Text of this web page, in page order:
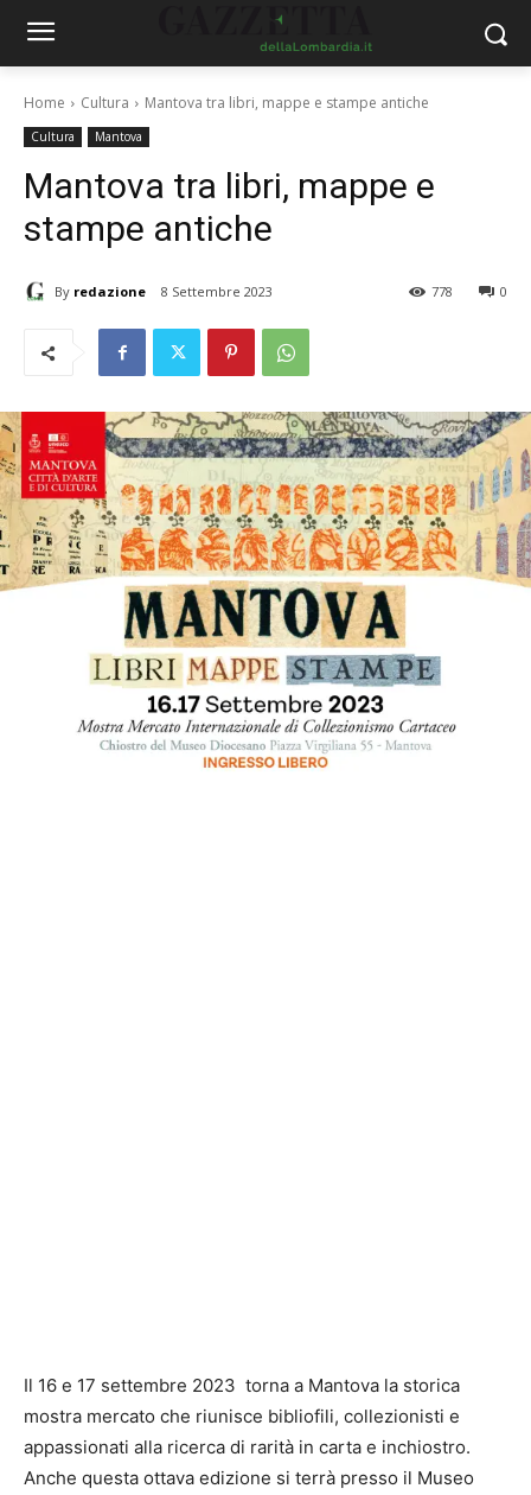
Home Cultura Mantova tra libri, mappe e stampe antiche
Cultura Mantova
Mantova tra libri, mappe e
stampe antiche
By redazione 8 Settembre 2023 0
778
Il 16 e 17 settembre 2023 torna a Mantova la storica
mostra mercato che riunisce bibliofili, collezionisti e
appassionati alla ricerca di rarità in carta e inchiostro.
Anche questa ottava edizione si terrà presso il Museo